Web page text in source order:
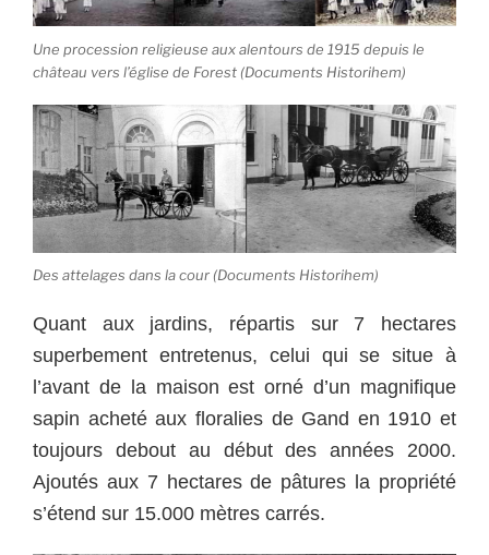
Une procession religieuse aux alentours de 1915 depuis le
château vers l’église de Forest (Documents Historihem)
Des attelages dans la cour (Documents Historihem)
Quant aux jardins, répartis sur 7 hectares
superbement entretenus, celui qui se situe à
l’avant de la maison est orné d’un magnifique
sapin acheté aux floralies de Gand en 1910 et
toujours debout au début des années 2000.
Ajoutés aux 7 hectares de pâtures la propriété
s’étend sur 15.000 mètres carrés.